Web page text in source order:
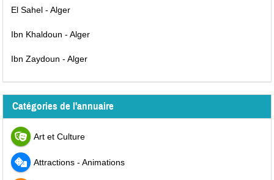
El Sahel - Alger
Ibn Khaldoun - Alger
Ibn Zaydoun - Alger
Catégories de l'annuaire
Art et Culture
Attractions - Animations